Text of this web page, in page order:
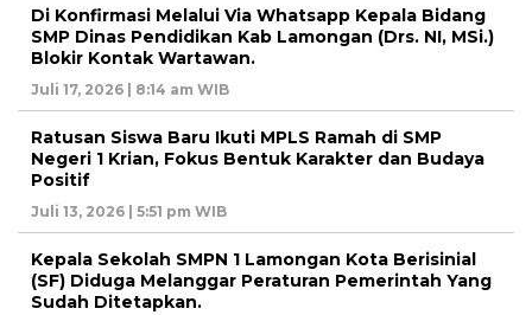
Di Konfirmasi Melalui Via Whatsapp Kepala Bidang
SMP Dinas Pendidikan Kab Lamongan (Drs. NI, MSi.)
Blokir Kontak Wartawan.
Juli 17, 2026 | 8:14 am WIB
Ratusan Siswa Baru Ikuti MPLS Ramah di SMP
Negeri 1 Krian, Fokus Bentuk Karakter dan Budaya
Positif
Juli 13, 2026 | 5:51 pm WIB
Kepala Sekolah SMPN 1 Lamongan Kota Berisinial
(SF) Diduga Melanggar Peraturan Pemerintah Yang
Sudah Ditetapkan.